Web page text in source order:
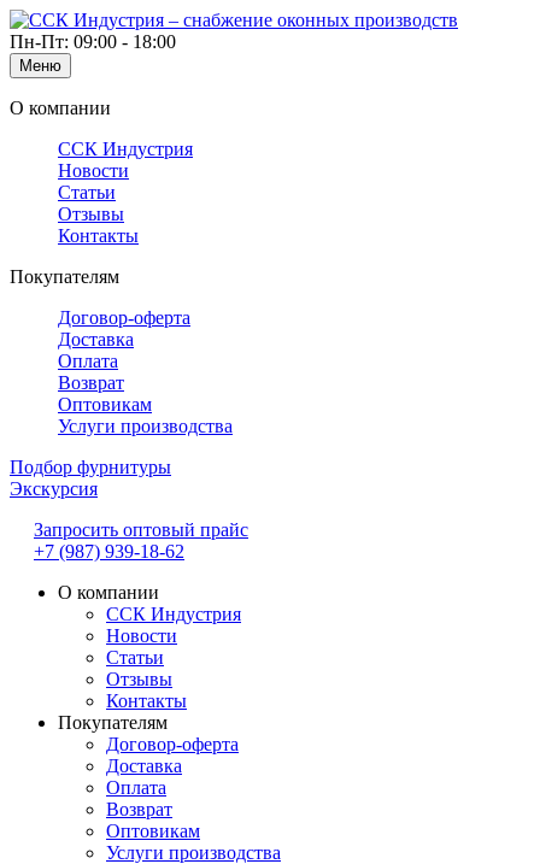
Пн-Пт: 09:00 - 18:00
Меню
О компании
ССК Индустрия
Новости
Статьи
Отзывы
Контакты
Покупателям
Договор-оферта
Доставка
Оплата
Возврат
Оптовикам
Услуги производства
Подбор фурнитуры
Экскурсия
Запросить оптовый прайс
+7 (987) 939-18-62
О компании
ССК Индустрия
Новости
Статьи
Отзывы
Контакты
Покупателям
Договор-оферта
Доставка
Оплата
Возврат
Оптовикам
Услуги производства